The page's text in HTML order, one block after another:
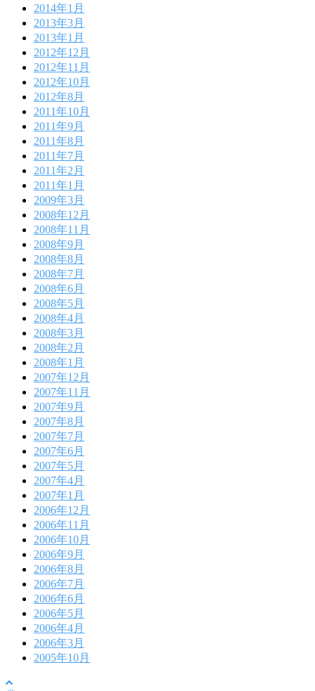
2014年1月
2013年3月
2013年1月
2012年12月
2012年11月
2012年10月
2012年8月
2011年10月
2011年9月
2011年8月
2011年7月
2011年2月
2011年1月
2009年3月
2008年12月
2008年11月
2008年9月
2008年8月
2008年7月
2008年6月
2008年5月
2008年4月
2008年3月
2008年2月
2008年1月
2007年12月
2007年11月
2007年9月
2007年8月
2007年7月
2007年6月
2007年5月
2007年4月
2007年1月
2006年12月
2006年11月
2006年10月
2006年9月
2006年8月
2006年7月
2006年6月
2006年5月
2006年4月
2006年3月
2005年10月